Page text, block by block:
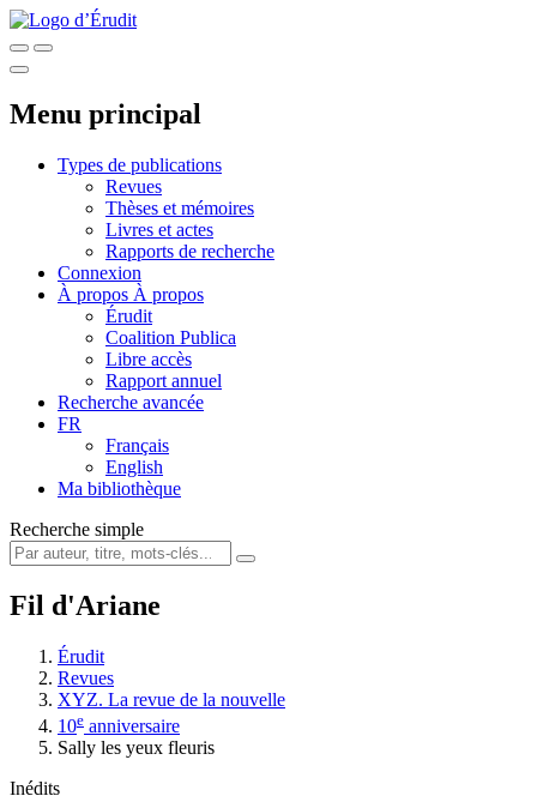
Menu principal
Types de publications
Revues
Thèses et mémoires
Livres et actes
Rapports de recherche
Connexion
À propos À propos
Érudit
Coalition Publica
Libre accès
Rapport annuel
Recherche avancée
FR
Français
English
Ma bibliothèque
Recherche simple
Fil d'Ariane
Érudit
Revues
XYZ. La revue de la nouvelle
10e anniversaire
Sally les yeux fleuris
Inédits